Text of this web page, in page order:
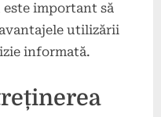
important să
utilizării
informată.